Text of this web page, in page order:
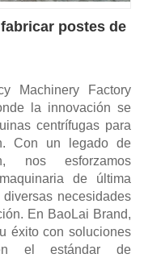
postes de
Machinery Factory
la innovación se
centrífugas para
Con un legado de
nos esforzamos
de última
necesidades
En BaoLai Brand,
éxito con soluciones
el estándar de